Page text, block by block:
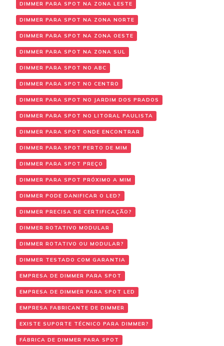
DIMMER PARA SPOT NA ZONA LESTE
DIMMER PARA SPOT NA ZONA NORTE
DIMMER PARA SPOT NA ZONA OESTE
DIMMER PARA SPOT NA ZONA SUL
DIMMER PARA SPOT NO ABC
DIMMER PARA SPOT NO CENTRO
DIMMER PARA SPOT NO JARDIM DOS PRADOS
DIMMER PARA SPOT NO LITORAL PAULISTA
DIMMER PARA SPOT ONDE ENCONTRAR
DIMMER PARA SPOT PERTO DE MIM
DIMMER PARA SPOT PREÇO
DIMMER PARA SPOT PRÓXIMO A MIM
DIMMER PODE DANIFICAR O LED?
DIMMER PRECISA DE CERTIFICAÇÃO?
DIMMER ROTATIVO MODULAR
DIMMER ROTATIVO OU MODULAR?
DIMMER TESTADO COM GARANTIA
EMPRESA DE DIMMER PARA SPOT
EMPRESA DE DIMMER PARA SPOT LED
EMPRESA FABRICANTE DE DIMMER
EXISTE SUPORTE TÉCNICO PARA DIMMER?
FÁBRICA DE DIMMER PARA SPOT